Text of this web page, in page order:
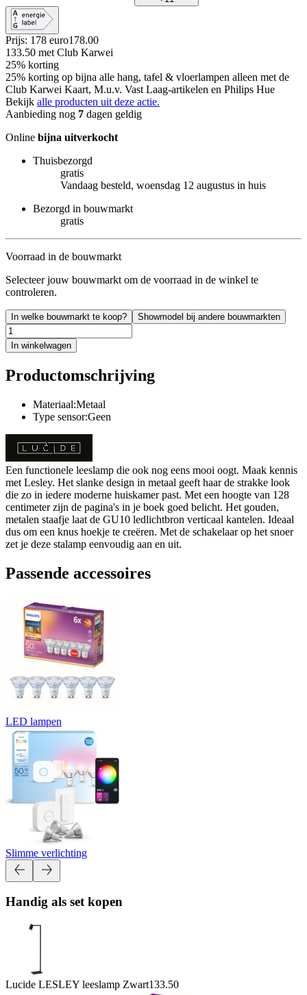
Prijs: 178 euro178.00
133.50 met Club Karwei
25% korting
25% korting op bijna alle hang, tafel & vloerlampen alleen met de
Club Karwei Kaart, M.u.v. Vast Laag-artikelen en Philips Hue
Bekijk alle producten uit deze actie.
Aanbieding nog 7 dagen geldig
Online bijna uitverkocht
Thuisbezorgd
gratis
Vandaag besteld, woensdag 12 augustus in huis
Bezorgd in bouwmarkt
gratis
Voorraad in de bouwmarkt
Selecteer jouw bouwmarkt om de voorraad in de winkel te
controleren.
In welke bouwmarkt te koop? Showmodel bij andere bouwmarkten
In winkelwagen
Productomschrijving
Materiaal:Metaal
Type sensor:Geen
Een functionele leeslamp die ook nog eens mooi oogt. Maak kennis
met Lesley. Het slanke design in metaal geeft haar de strakke look
die zo in iedere moderne huiskamer past. Met een hoogte van 128
centimeter zijn de pagina's in je boek goed belicht. Het gouden,
metalen staafje laat de GU10 ledlichtbron verticaal kantelen. Ideaal
dus om een knus hoekje te creëren. Met de schakelaar op het snoer
zet je deze stalamp eenvoudig aan en uit.
Passende accessoires
LED lampen
Slimme verlichting
Handig als set kopen
Lucide LESLEY leeslamp Zwart133.50